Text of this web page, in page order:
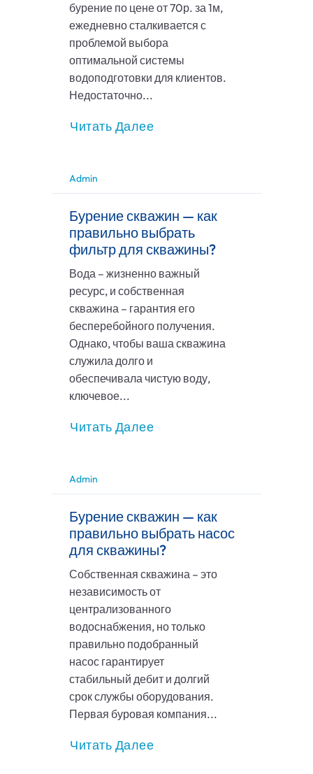
бурение по цене от 70р. за 1м,
ежедневно сталкивается с
проблемой выбора
оптимальной системы
водоподготовки для клиентов.
Недостаточно...
Читать Далее
Admin
Бурение скважин — как
правильно выбрать
фильтр для скважины?
Вода – жизненно важный
ресурс, и собственная
скважина – гарантия его
бесперебойного получения.
Однако, чтобы ваша скважина
служила долго и
обеспечивала чистую воду,
ключевое...
Читать Далее
Admin
Бурение скважин — как
правильно выбрать насос
для скважины?
Собственная скважина – это
независимость от
централизованного
водоснабжения, но только
правильно подобранный
насос гарантирует
стабильный дебит и долгий
срок службы оборудования.
Первая буровая компания...
Читать Далее